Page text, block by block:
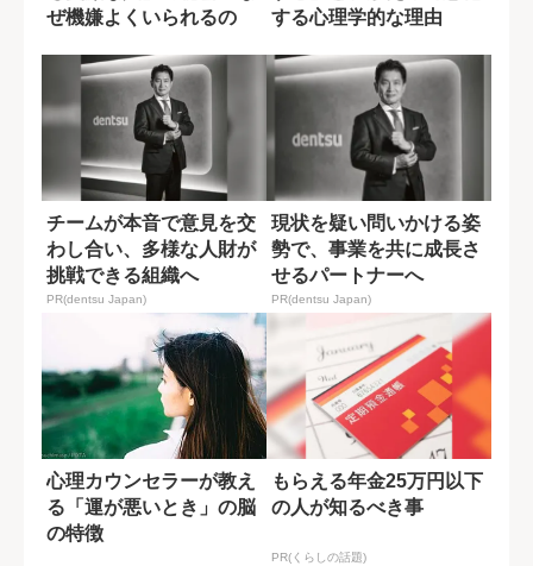
ぜ機嫌よくいられるの
する心理学的な理由
チームが本音で意見を交
わし合い、多様な人財が
挑戦できる組織へ
PR(dentsu Japan)
現状を疑い問いかける姿
勢で、事業を共に成長さ
せるパートナーへ
PR(dentsu Japan)
心理カウンセラーが教え
る「運が悪いとき」の脳
の特徴
もらえる年金25万円以下
の人が知るべき事
PR(くらしの話題)